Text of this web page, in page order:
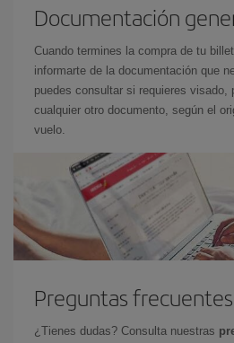
Documentación
Cuando termines la compra de tu
informarte de la documentación que
puedes consultar si requieres visado,
cualquier otro documento, según el
vuelo.
Preguntas frecuentes
¿Tienes dudas? Consulta nuestras